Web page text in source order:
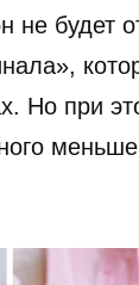
будет
Но при